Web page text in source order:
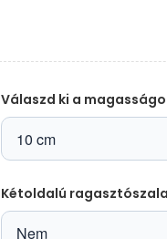
Válaszd ki a
Kétoldalú